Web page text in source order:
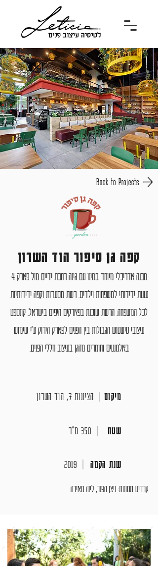
Back to Projects
קפה גן סיפור הוד השרון
מבנה אדריכלי מיוחד במינו עם גינה רחבת ידיים מול פארק 4
עונות ידידותי למשפחות וילדים. רשת מסעדות וקפה ידידותיות
לכל המשפחה. הרשת שוכנת בפארקים היפים בישראל. קונספט
עיצובי טישטוש הגבולות בין הפנים לפארק הירוק ע"י שימוש
באלמנטים וחומרים מהגן בעיצוב חללי הפנים.
הציונות 7, הוד השרון מיקום
350 מ״ר שטח
2019 שנת הקמה
קרדיט תמונות: ניצן הפנר, לינה מאירה